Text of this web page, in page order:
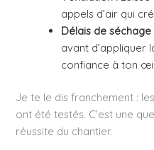
appels d’air qui
Délais de séchage
avant d’appliquer
confiance à ton
Je te le dis franchement :
ont été testés. C’est une
réussite du chantier.